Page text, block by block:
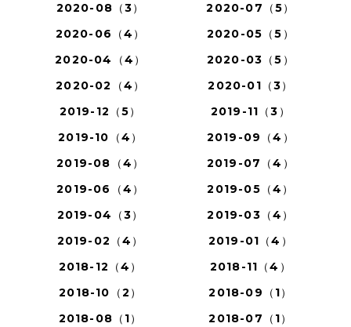
2020-08（3）
2020-07（5）
2020-06（4）
2020-05（5）
2020-04（4）
2020-03（5）
2020-02（4）
2020-01（3）
2019-12（5）
2019-11（3）
2019-10（4）
2019-09（4）
2019-08（4）
2019-07（4）
2019-06（4）
2019-05（4）
2019-04（3）
2019-03（4）
2019-02（4）
2019-01（4）
2018-12（4）
2018-11（4）
2018-10（2）
2018-09（1）
2018-08（1）
2018-07（1）